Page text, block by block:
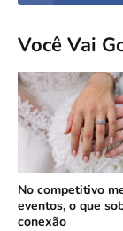
Você Vai
No competitivo
eventos, o que
conexão